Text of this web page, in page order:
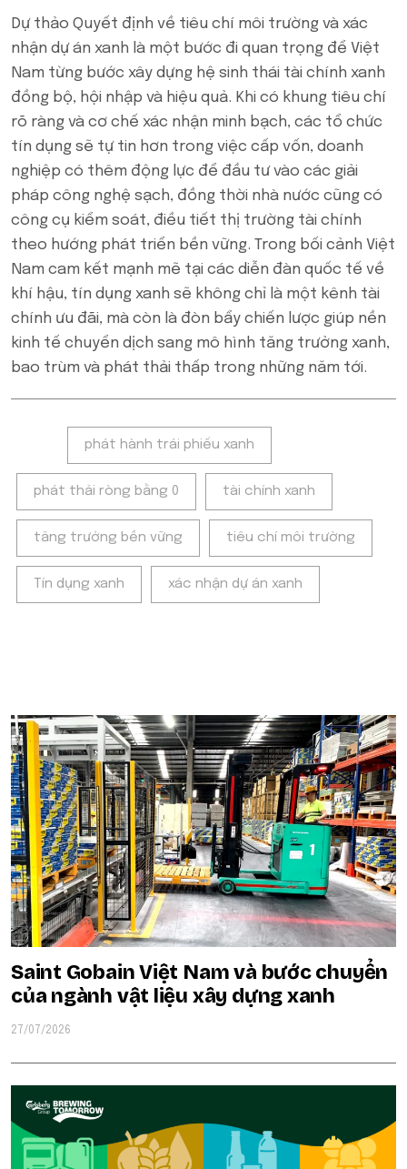
Dự thảo Quyết định về tiêu chí môi trường và xác
nhận dự án xanh là một bước đi quan trọng để Việt
Nam từng bước xây dựng hệ sinh thái tài chính xanh
đồng bộ, hội nhập và hiệu quả. Khi có khung tiêu chí
rõ ràng và cơ chế xác nhận minh bạch, các tổ chức
tín dụng sẽ tự tin hơn trong việc cấp vốn, doanh
nghiệp có thêm động lực để đầu tư vào các giải
pháp công nghệ sạch, đồng thời nhà nước cũng có
công cụ kiểm soát, điều tiết thị trường tài chính
theo hướng phát triển bền vững. Trong bối cảnh Việt
Nam cam kết mạnh mẽ tại các diễn đàn quốc tế về
khí hậu, tín dụng xanh sẽ không chỉ là một kênh tài
chính ưu đãi, mà còn là đòn bẩy chiến lược giúp nền
kinh tế chuyển dịch sang mô hình tăng trưởng xanh,
bao trùm và phát thải thấp trong những năm tới.
phát hành trái phiếu xanh
phát thải ròng bằng 0 tài chính xanh
tăng trưởng bền vững tiêu chí môi trường
Tín dụng xanh xác nhận dự án xanh
Saint Gobain Việt Nam và bước chuyển
của ngành vật liệu xây dựng xanh
27/07/2026